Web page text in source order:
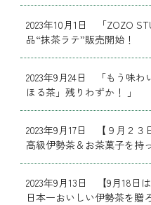
2023年10月1日 「ZOZO
品“抹茶ラテ”販売開始！
2023年9月24日 「もう味わ
ほる茶」残りわずか！ 」
2023年9月17日 【９月２３
高級伊勢茶＆お茶菓子を持
2023年9月13日 【9月18日
日本一おいしい伊勢茶を贈